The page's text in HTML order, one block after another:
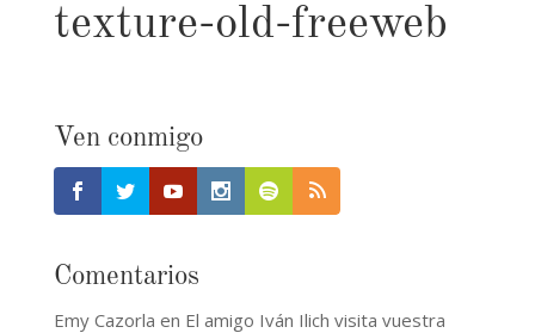
texture-old-freeweb
Ven conmigo
Comentarios
Emy Cazorla en El amigo Iván Ilich visita vuestra